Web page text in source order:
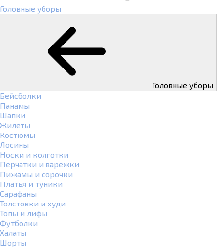
Головные уборы
Головные уборы
Бейсболки
Панамы
Шапки
Жилеты
Костюмы
Лосины
Носки и колготки
Перчатки и варежки
Пижамы и сорочки
Платья и туники
Сарафаны
Толстовки и худи
Топы и лифы
Футболки
Халаты
Шорты